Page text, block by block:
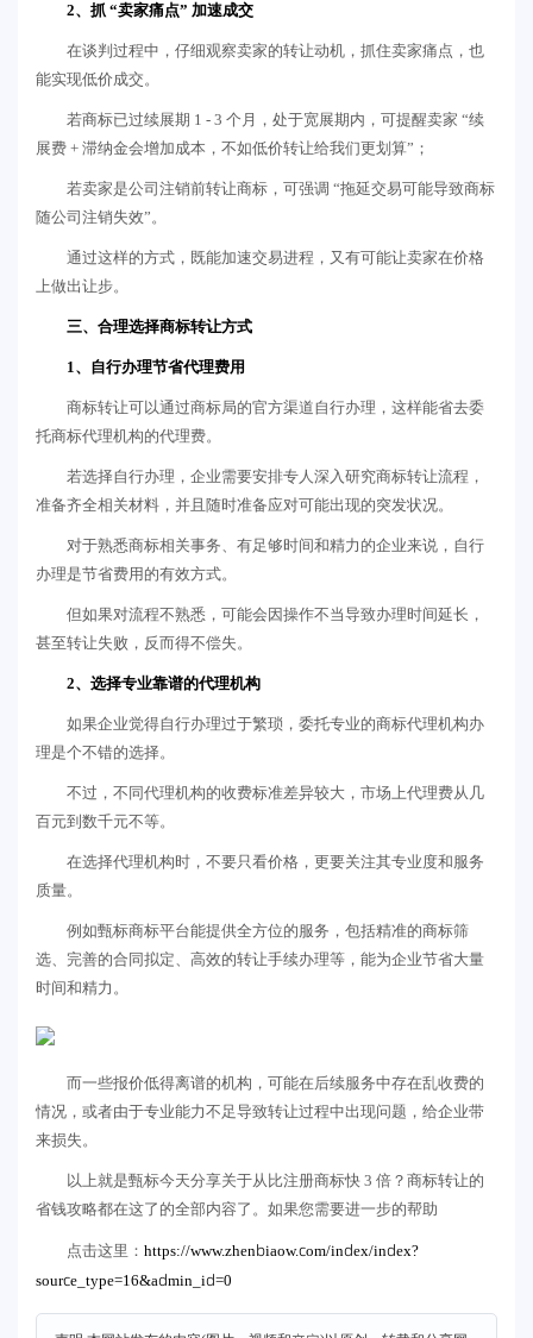
2、抓 “卖家痛点” 加速成交
在谈判过程中，仔细观察卖家的转让动机，抓住卖家痛点，也
能实现低价成交。
若商标已过续展期 1 - 3 个月，处于宽展期内，可提醒卖家 “续
展费 + 滞纳金会增加成本，不如低价转让给我们更划算”；
若卖家是公司注销前转让商标，可强调 “拖延交易可能导致商标
随公司注销失效”。
通过这样的方式，既能加速交易进程，又有可能让卖家在价格
上做出让步。
三、合理选择商标转让方式
1、自行办理节省代理费用
商标转让可以通过商标局的官方渠道自行办理，这样能省去委
托商标代理机构的代理费。
若选择自行办理，企业需要安排专人深入研究商标转让流程，
准备齐全相关材料，并且随时准备应对可能出现的突发状况。
对于熟悉商标相关事务、有足够时间和精力的企业来说，自行
办理是节省费用的有效方式。
但如果对流程不熟悉，可能会因操作不当导致办理时间延长，
甚至转让失败，反而得不偿失。
2、选择专业靠谱的代理机构
如果企业觉得自行办理过于繁琐，委托专业的商标代理机构办
理是个不错的选择。
不过，不同代理机构的收费标准差异较大，市场上代理费从几
百元到数千元不等。
在选择代理机构时，不要只看价格，更要关注其专业度和服务
质量。
例如甄标商标平台能提供全方位的服务，包括精准的商标筛
选、完善的合同拟定、高效的转让手续办理等，能为企业节省大量
时间和精力。
而一些报价低得离谱的机构，可能在后续服务中存在乱收费的
情况，或者由于专业能力不足导致转让过程中出现问题，给企业带
来损失。
以上就是甄标今天分享关于从比注册商标快 3 倍？商标转让的
省钱攻略都在这了的全部内容了。如果您需要进一步的帮助
点击这里： https://www.zhenbiaow.com/index/index?
source_type=16&admin_id=0